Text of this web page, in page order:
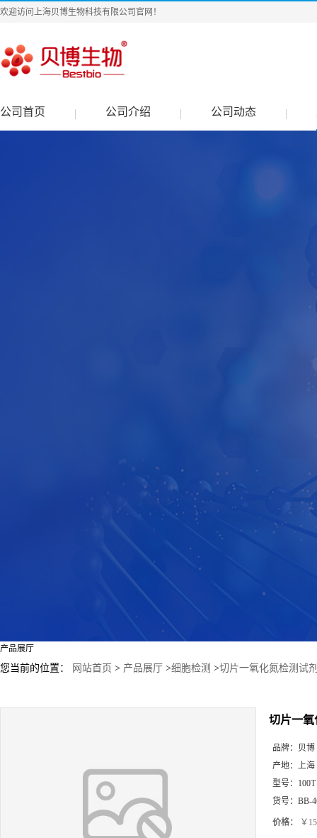
欢迎访问上海贝博生物科技有限公司官网！
公司首页 公司介绍 公司动态
产品展厅
您当前的位置： 网站首页 > 产品展厅 >细胞检测 >切片一氧化氮检测试
切片一氧
品牌： 贝博
产地： 上海
型号： 100T
货号： BB-
价格： ￥